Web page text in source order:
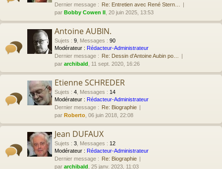
Dernier message : Re: Entretien avec René Stern…
par Bobby Cowen II , 20 juin 2025, 13:53
Antoine AUBIN.
Sujets : 9 Messages : 90
Modérateur : Rédacteur-Administrateur
Dernier message : Re: Dessin d'Antoine Aubin po…
par archibald , 11 sept. 2020, 16:26
Etienne SCHREDER
Sujets : 4 Messages : 14
Modérateur : Rédacteur-Administrateur
Dernier message : Re: Biographie
par Roberto , 06 juin 2018, 22:08
Jean DUFAUX
Sujets : 3 Messages : 12
Modérateur : Rédacteur-Administrateur
Dernier message : Re: Biographie
par archibald , 25 janv. 2023, 11:03